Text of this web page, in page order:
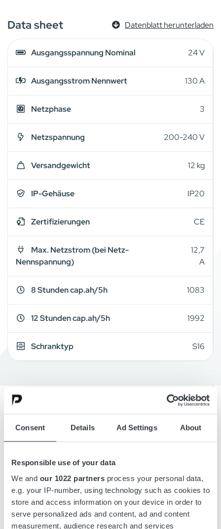
Consent Details Ad Settings About
Responsible use of your data
We and our 1022 partners process your personal data,
e.g. your IP-number, using technology such as cookies to
store and access information on your device in order to
serve personalized ads and content, ad and content
measurement, audience research and services
Data sheet Datenblatt herunterladen
Ausgangsspannung Nominal 24 V
Ausgangsstrom Nennwert 130 A
Netzphase 3
Netzspannung 200-240 V
Versandgewicht 12 kg
IP-Gehäuse IP20
Zertifizierungen CE
Max. Netzstrom (bei Netz-
Nennspannung)
12,7
A
8 Stunden cap.ah/5h 1083
12 Stunden cap.ah/5h 1992
Schranktyp S16
Überblick
Zeichnungen
Zubehör